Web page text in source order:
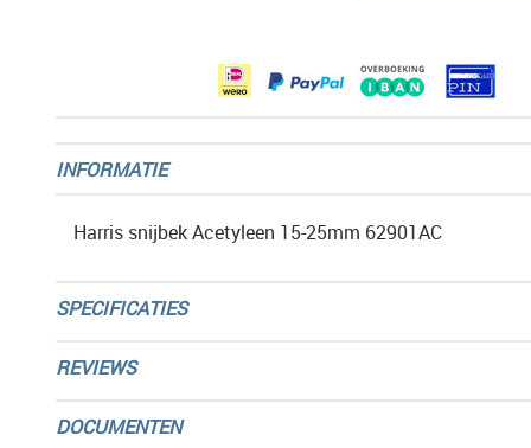
INFORMATIE
Harris snijbek Acetyleen 15-25mm 62901AC
SPECIFICATIES
REVIEWS
DOCUMENTEN